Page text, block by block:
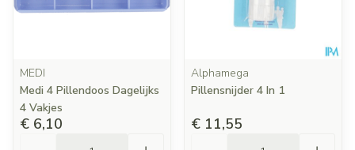
MEDI
Medi 4 Pillendoos Dagelijks
4 Vakjes
€ 6,10
Alphamega
Pillensnijder 4 In 1
€ 11,55